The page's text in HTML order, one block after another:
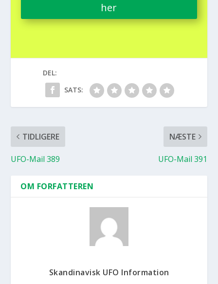
her
DEL:
SATS:
TIDLIGERE
UFO-Mail 389
NÆSTE
UFO-Mail 391
OM FORFATTEREN
Skandinavisk UFO Information